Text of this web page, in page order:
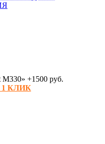
M330» +1500 руб.
КЛИК